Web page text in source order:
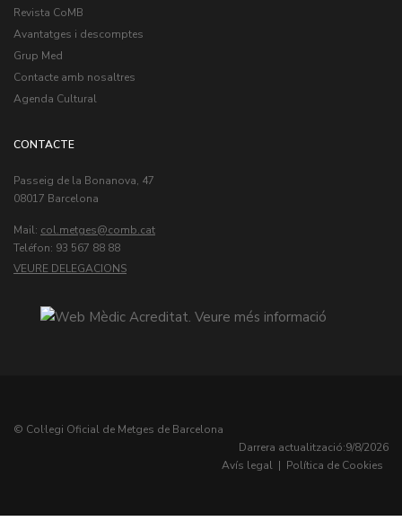
Revista CoMB
Avantatges i descomptes
Grup Med
Contacte amb nosaltres
Agenda Cultural
CONTACTE
Passeig de la Bonanova, 47
08017 Barcelona
Mail: col.metges
Teléfon: 93 567 88 88
VEURE DELEGACIONS
© Col·legi Oficial de Metges de Barcelona
Darrera actualització:9/8/2026
Avís legal | Política de Cookies